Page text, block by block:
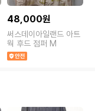
48,000원
써스데이아일랜드 아트
웍 후드 점퍼 M